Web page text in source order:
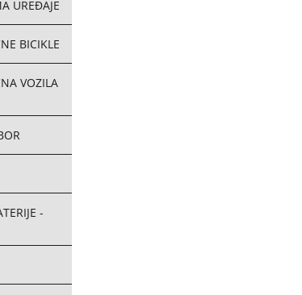
UREĐAJE
BICIKLE
VOZILA
-